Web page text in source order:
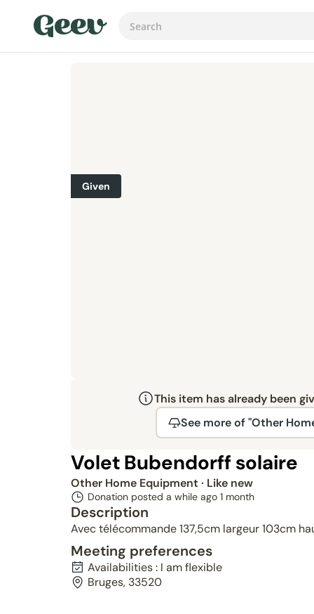
Given
This item has already been
See more of "Other
Volet Bubendorff solaire
Other Home Equipment · Like new
Donation posted a while ago 1 month
Description
Avec télécommande 137,5cm largeur 103cm
Meeting preferences
Availabilities : I am flexible
Bruges, 33520